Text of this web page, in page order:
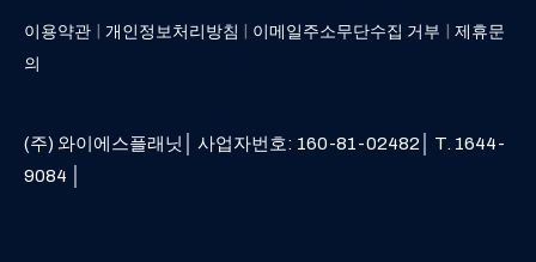
이용약관 | 개인정보처리방침 | 이메일주소무단수집 거부 | 제휴문
의
(주) 와이에스플래닛│ 사업자번호: 160-81-02482│ T. 1644-
9084 │